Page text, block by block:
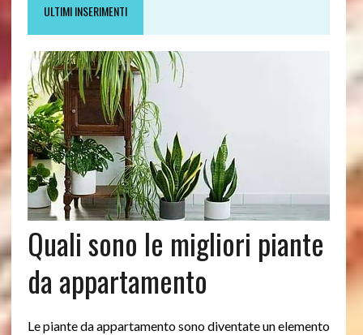
ULTIMI INSERIMENTI
Quali sono le migliori piante
da appartamento
Le piante da appartamento sono diventate un elemento